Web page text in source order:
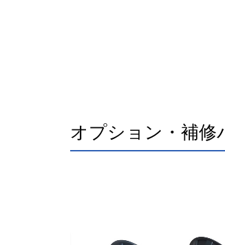
オプション・補修